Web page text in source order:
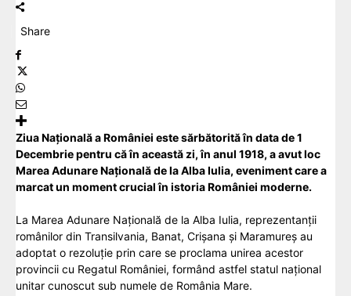
Share
Ziua Națională a României este sărbătorită în data de 1
Decembrie pentru că în această zi, în anul 1918, a avut loc
Marea Adunare Națională de la Alba Iulia, eveniment care a
marcat un moment crucial în istoria României moderne.
La Marea Adunare Națională de la Alba Iulia, reprezentanții
românilor din Transilvania, Banat, Crișana și Maramureș au
adoptat o rezoluție prin care se proclama unirea acestor
provincii cu Regatul României, formând astfel statul național
unitar cunoscut sub numele de România Mare.